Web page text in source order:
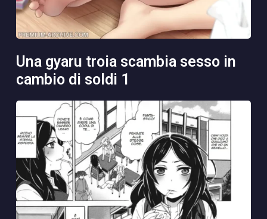
una gyaru troia scambia sesso in
cambio di soldi 1